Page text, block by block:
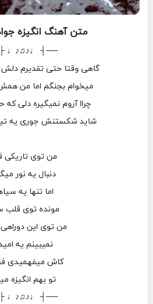
متن آهنگ انگیزه
♩♪♫♪♩ ├──
گاهی وقتا حتی تقدیرم دلش
میخوام بجنگم اما من همش
چراا آروم نمیگیره دلی
شاید شکستنش جوری یه
من توی تاریکی
دنبال یه نور
اما تنها یه
مونده توی قلب
من توی این
نمیبینم یه
کاش میفهمیدی
تو بهم انگیزه
♩♪♫♪♩ ├──